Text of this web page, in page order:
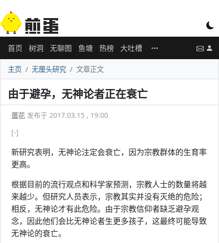
首页 树洞 无聊图 鱼塘 热榜 大吐槽
主页 无厘头研究 文章正文
由于避孕，无神论者正在衰亡
蛋花 发布于 2017.03.15 , 19:00
[-]
新研究表明，无神论注定会衰亡，因为宗教群体的生育率
更高。
根据目前的流行观点和科学家预测，宗教人士的数量将越
来越少。但研究人员表示，宗教其实并没有灭绝的危险；
相反，无神论才有此危险。由于宗教信仰者缺乏避孕观
念，因此他们会比无神论者生更多孩子，这最终可能导致
无神论的衰亡。